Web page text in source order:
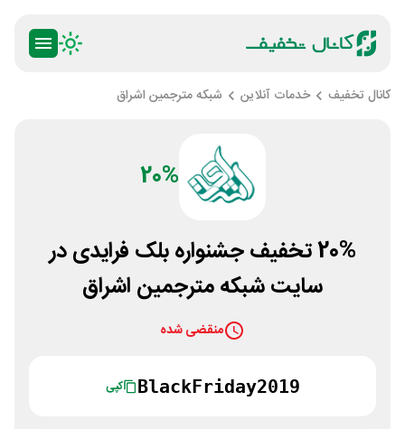
کانال تخفیف خدمات آنلاین شبکه مترجمین اشراق
20%
20% تخفیف جشنواره بلک فرایدی در
سایت شبکه مترجمین اشراق
منقضی شده
BlackFriday2019 کپی